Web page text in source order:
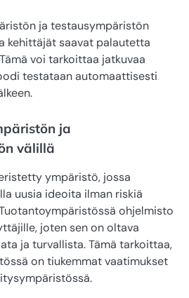
ja testausympäristön
kehittäjät saavat palautetta
voi tarkoittaa jatkuvaa
testataan automaattisesti
ja
välillä
ympäristö, jossa
uusia ideoita ilman riskiä
ohjelmisto
joten sen on oltava
ja turvallista. Tämä tarkoittaa,
on tiukemmat vaatimukset